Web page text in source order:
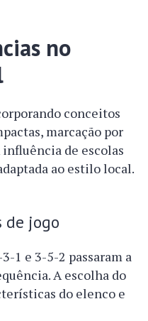
no
conceitos
marcação por
de escolas
ao estilo local.
de jogo
1 e 3-5-2 passaram a
A escolha do
do elenco e